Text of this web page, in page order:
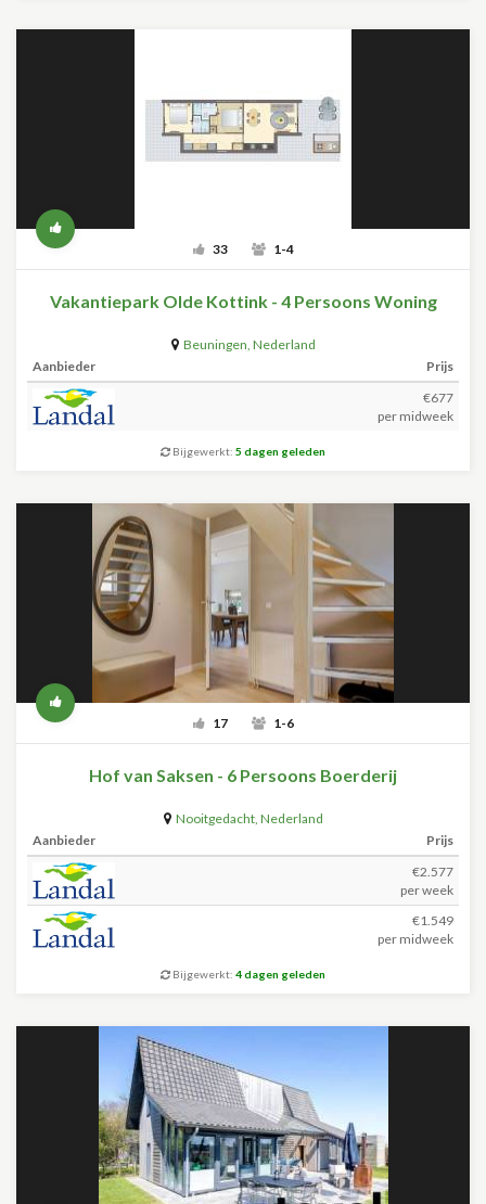
33 1-4
Vakantiepark Olde Kottink - 4 Persoons Woning
Beuningen, Nederland
Aanbieder
Prijs
€677
per midweek
Bijgewerkt: 5 dagen geleden
17 1-6
Hof van Saksen - 6 Persoons Boerderij
Nooitgedacht, Nederland
Aanbieder
Prijs
€2.577
per week
€1.549
per midweek
Bijgewerkt: 4 dagen geleden